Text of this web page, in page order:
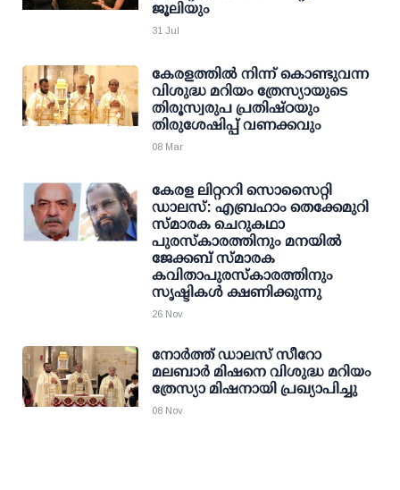
ജൂലിയും
31 Jul
കേരളത്തില്‍ നിന്ന് കൊണ്ടുവന്ന
വിശുദ്ധ മറിയം ത്രേസ്യായുടെ
തിരൂസ്വരുപ പ്രതിഷ്ഠയും
തിരുശേഷിപ്പ് വണക്കവും
08 Mar
കേരള ലിറ്റററി സൊസൈറ്റി
ഡാലസ്: എബ്രഹാം തെക്കേമുറി
സ്മാരക ചെറുകഥാ
പുരസ്‌കാരത്തിനും മനയില്‍
ജേക്കബ് സ്മാരക
കവിതാപുരസ്‌കാരത്തിനും
സൃഷ്ടികള്‍ ക്ഷണിക്കുന്നു
26 Nov
നോർത്ത് ഡാലസ് സീറോ
മലബാർ മിഷനെ വിശുദ്ധ മറിയം
ത്രേസ്യാ മിഷനായി പ്രഖ്യാപിച്ചു
08 Nov